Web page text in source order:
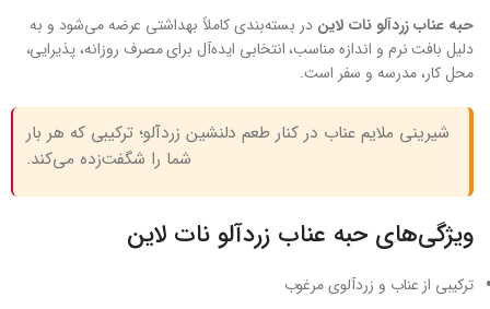
حبه عناب زردآلو نات لاین در بسته‌بندی کاملاً بهداشتی عرضه می‌شود و به
دلیل بافت نرم و اندازه مناسب، انتخابی ایده‌آل برای مصرف روزانه، پذیرایی،
محل کار، مدرسه و سفر است.
شیرینی ملایم عناب در کنار طعم دلنشین زردآلو؛ ترکیبی که هر بار
شما را شگفت‌زده می‌کند.
ویژگی‌های حبه عناب زردآلو نات لاین
ترکیبی از عناب و زردآلوی مرغوب